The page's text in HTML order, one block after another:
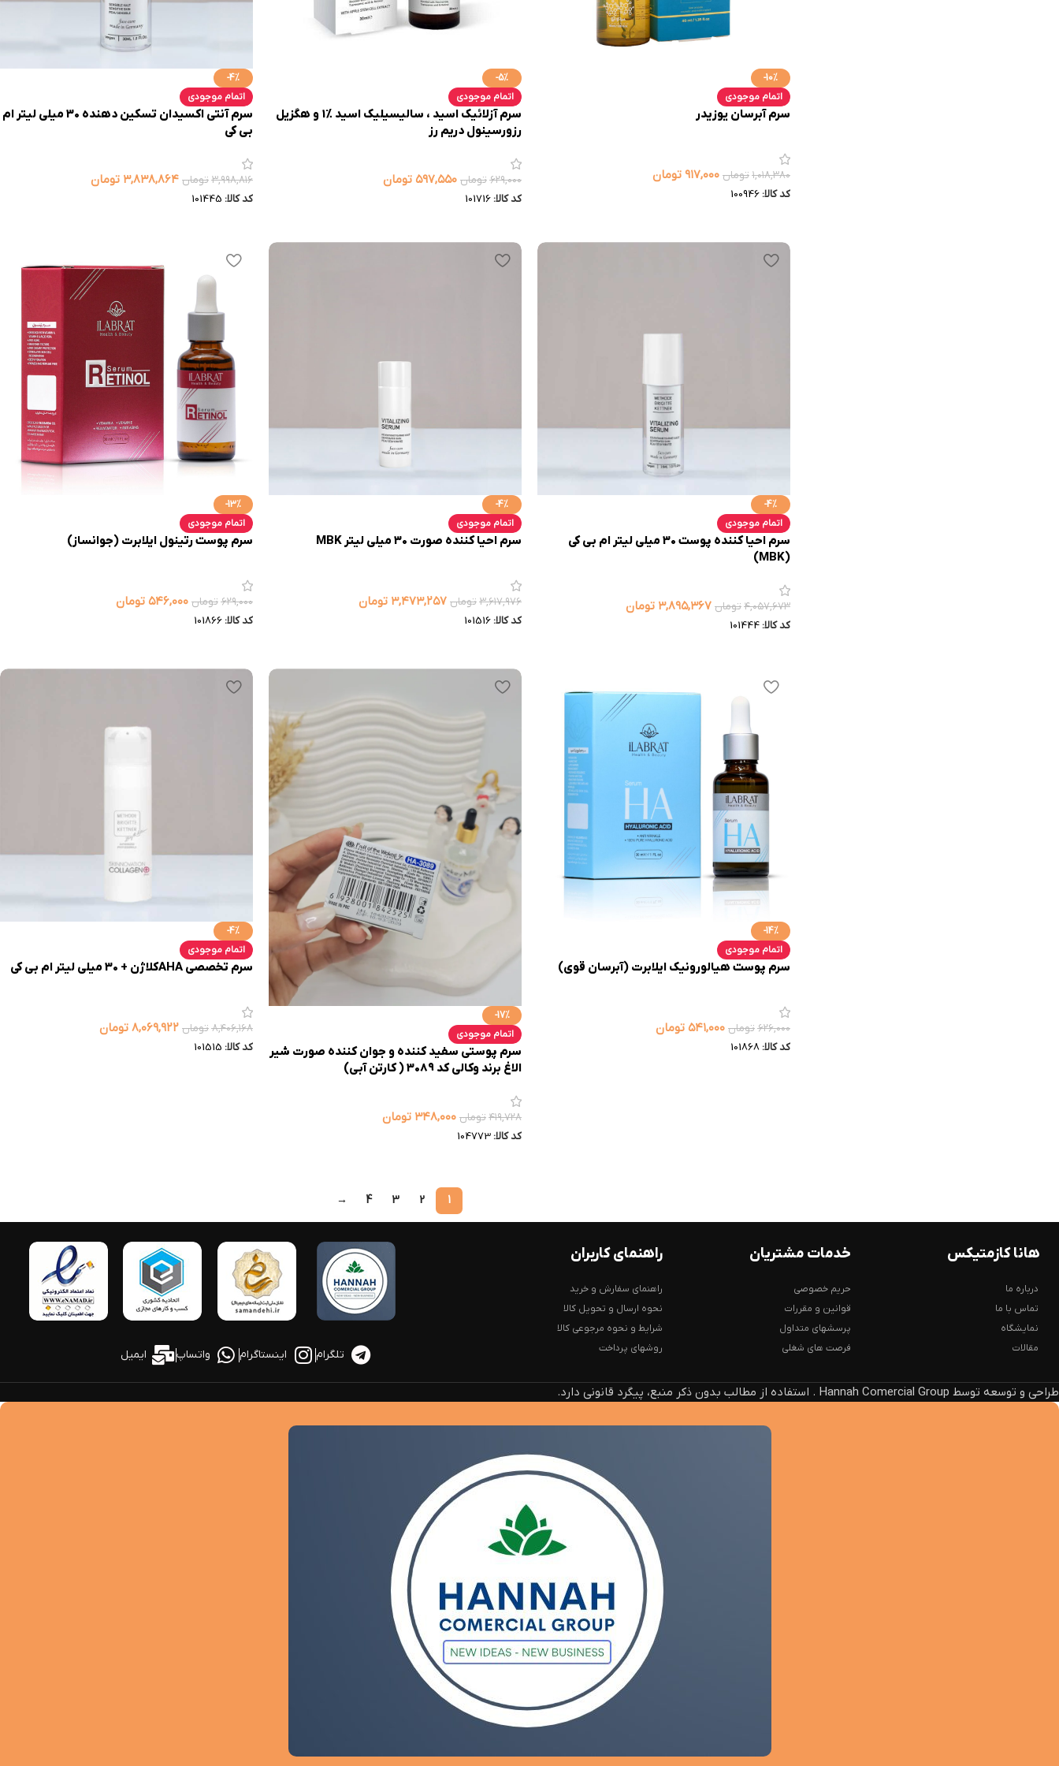
-10%
اتمام موجودی
سرم آبرسان یوزیدر
۱,۰۱۸,۳۸۰ تومان ۹۱۷,۰۰۰ تومان
کد کالا: 100946
-5%
اتمام موجودی
سرم آزلائیک اسید ، سالیسیلیک اسید %1 و هگزیل
رزورسینول دریم رز
۶۲۹,۰۰۰ تومان ۵۹۷,۵۵۰ تومان
کد کالا: 101716
-4%
اتمام موجودی
سرم آنتی اکسیدان تسکین دهنده 30 میلی لیتر ام
بی کی
۳,۹۹۸,۸۱۶ تومان ۳,۸۳۸,۸۶۴ تومان
کد کالا: 101445
-4%
اتمام موجودی
سرم احیا کننده پوست 30 میلی لیتر ام بی کی
(MBK)
۴,۰۵۷,۶۷۳ تومان ۳,۸۹۵,۳۶۷ تومان
کد کالا: 101444
-4%
اتمام موجودی
سرم احیا کننده صورت 30 میلی لیتر MBK
۳,۶۱۷,۹۷۶ تومان ۳,۴۷۳,۲۵۷ تومان
کد کالا: 101516
-13%
اتمام موجودی
سرم پوست رتینول ایلابرت (جوانساز)
۶۲۹,۰۰۰ تومان ۵۴۶,۰۰۰ تومان
کد کالا: 101866
-14%
اتمام موجودی
سرم پوست هیالورونیک ایلابرت (آبرسان قوی)
۶۲۶,۰۰۰ تومان ۵۴۱,۰۰۰ تومان
کد کالا: 101868
-17%
اتمام موجودی
سرم پوستی سفید کننده و جوان کننده صورت شير
الاغ برند وکالی کد 3089 ( کارتن آبی)
۴۱۹,۷۲۸ تومان ۳۴۸,۰۰۰ تومان
کد کالا: 104773
-4%
اتمام موجودی
سرم تخصصی AHAکلاژن + 30 میلی لیتر ام بی کی
۸,۴۰۶,۱۶۸ تومان ۸,۰۶۹,۹۲۲ تومان
کد کالا: 101515
1
2
3
4
→
هانا کازمتیکس
درباره ما
تماس با ما
نمایشگاه
مقالات
خدمات مشتریان
حریم خصوصی
قوانین و مقررات
پرسشهای متداول
فرصت های شغلی
راهنمای کاربران
راهنمای سفارش و خرید
نحوه ارسال و تحویل کالا
شرایط و نحوه مرجوعی کالا
روشهای پرداخت
تلگرام اینستاگرام واتساپ ایمیل
طراحی و توسعه توسط Hannah Comercial Group . استفاده از مطالب بدون ذکر منبع، پیگرد قانونی دارد.